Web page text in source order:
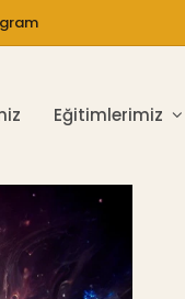
Eğitimlerimiz